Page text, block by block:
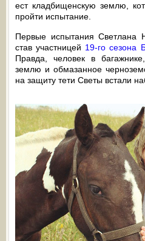
ест кладбищенскую землю,
пройти испытание.
Первые испытания Светлана
став участницей 19-го сезона
Правда, человек в
землю и обмазанное
на защиту тети Светы встали